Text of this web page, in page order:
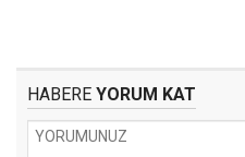
HABERE YORUM KAT